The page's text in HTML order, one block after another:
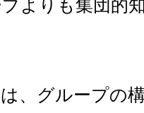
よりも集団的
、グループの